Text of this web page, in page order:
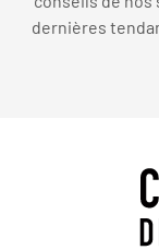
dernières